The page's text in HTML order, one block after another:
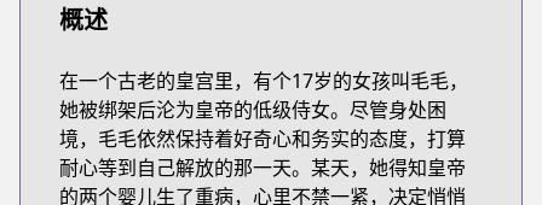
概述
在一个古老的皇宫里，有个17岁的女孩叫毛毛，
她被绑架后沦为皇帝的低级侍女。尽管身处困
境，毛毛依然保持着好奇心和务实的态度，打算
耐心等到自己解放的那一天。某天，她得知皇帝
的两个婴儿生了重病，心里不禁一紧，决定悄悄